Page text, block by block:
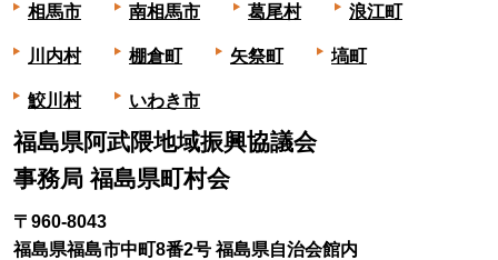
相馬市 南相馬市 葛尾村 浪江町
川内村 棚倉町 矢祭町 塙町
鮫川村 いわき市
福島県阿武隈地域振興協議会
事務局 福島県町村会
〒960-8043
福島県福島市中町8番2号 福島県自治会館内